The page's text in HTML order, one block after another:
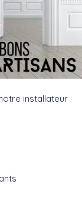
installateur